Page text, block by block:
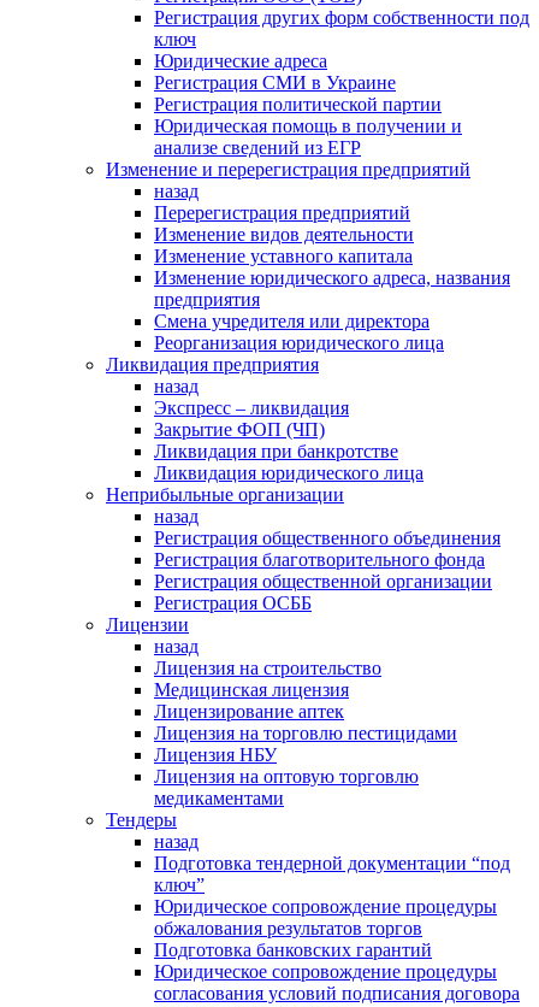
Регистрация других форм собственности под
ключ
Юридические адреса
Регистрация СМИ в Украине
Регистрация политической партии
Юридическая помощь в получении и
анализе сведений из ЕГР
Изменение и перерегистрация предприятий
назад
Перерегистрация предприятий
Изменение видов деятельности
Изменение уставного капитала
Изменение юридического адреса, названия
предприятия
Смена учредителя или директора
Реорганизация юридического лица
Ликвидация предприятия
назад
Экспресс – ликвидация
Закрытие ФОП (ЧП)
Ликвидация при банкротстве
Ликвидация юридического лица
Неприбыльные организации
назад
Регистрация общественного объединения
Регистрация благотворительного фонда
Регистрация общественной организации
Регистрация ОСББ
Лицензии
назад
Лицензия на строительство
Медицинская лицензия
Лицензирование аптек
Лицензия на торговлю пестицидами
Лицензия НБУ
Лицензия на оптовую торговлю
медикаментами
Тендеры
назад
Подготовка тендерной документации “под
ключ”
Юридическое сопровождение процедуры
обжалования результатов торгов
Подготовка банковских гарантий
Юридическое сопровождение процедуры
согласования условий подписания договора